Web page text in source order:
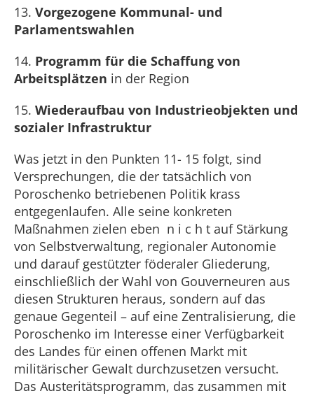
13. Vorgezogene Kommunal- und
Parlamentswahlen
14. Programm für die Schaffung von
Arbeitsplätzen in der Region
15. Wiederaufbau von Industrieobjekten und
sozialer Infrastruktur
Was jetzt in den Punkten 11- 15 folgt, sind
Versprechungen, die der tatsächlich von
Poroschenko betriebenen Politik krass
entgegenlaufen. Alle seine konkreten
Maßnahmen zielen eben n i c h t auf Stärkung
von Selbstverwaltung, regionaler Autonomie
und darauf gestützter föderaler Gliederung,
einschließlich der Wahl von Gouverneuren aus
diesen Strukturen heraus, sondern auf das
genaue Gegenteil – auf eine Zentralisierung, die
Poroschenko im Interesse einer Verfügbarkeit
des Landes für einen offenen Markt mit
militärischer Gewalt durchzusetzen versucht.
Das Austeritätsprogramm, das zusammen mit